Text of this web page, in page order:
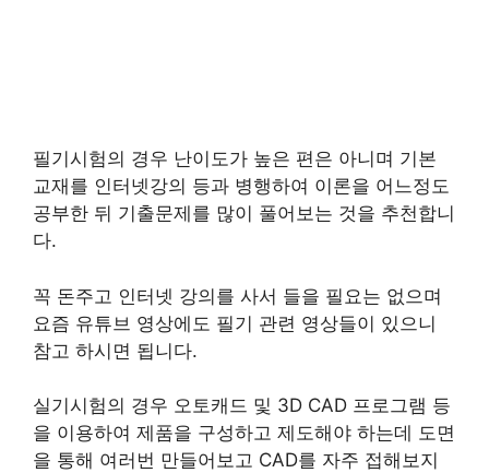
필기시험의 경우 난이도가 높은 편은 아니며 기본
교재를 인터넷강의 등과 병행하여 이론을 어느정도
공부한 뒤 기출문제를 많이 풀어보는 것을 추천합니
다.
꼭 돈주고 인터넷 강의를 사서 들을 필요는 없으며
요즘 유튜브 영상에도 필기 관련 영상들이 있으니
참고 하시면 됩니다.
실기시험의 경우 오토캐드 및 3D CAD 프로그램 등
을 이용하여 제품을 구성하고 제도해야 하는데 도면
을 통해 여러번 만들어보고 CAD를 자주 접해보지